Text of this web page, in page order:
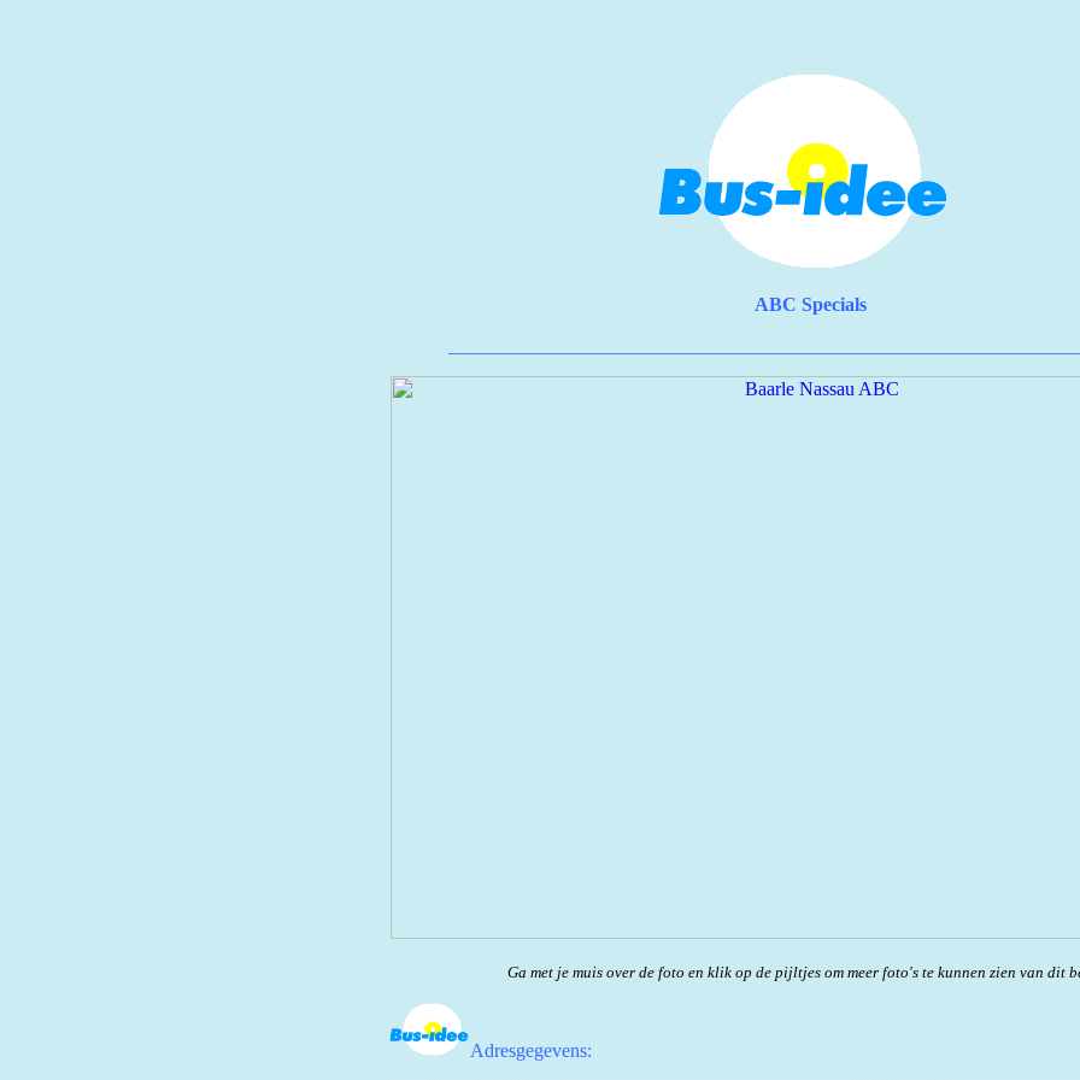
ABC Specials
Ga met je muis over de foto en klik op de pijltjes om meer foto's te kunnen zien van dit
Adresgegevens: